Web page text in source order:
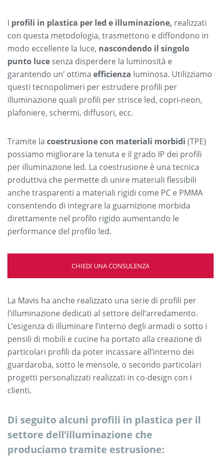
I profili in plastica per led e illuminazione, realizzati
con questa metodologia, trasmettono e diffondono in
modo eccellente la luce, nascondendo il singolo
punto luce senza disperdere la luminosità e
garantendo un’ ottima efficienza luminosa. Utilizziamo
questi tecnopolimeri per estrudere profili per
illuminazione quali profili per strisce led, copri-neon,
plafoniere, schermi, diffusori, ecc.
Tramite la coestrusione con materiali morbidi (TPE)
possiamo migliorare la tenuta e il grado IP dei profili
per illuminazione led. La coestrusione è una tecnica
produttiva che permette di unire materiali flessibili
anche trasparenti a materiali rigidi come PC e PMMA
consentendo di integrare la guarnizione morbida
direttamente nel profilo rigido aumentando le
performance del profilo led.
CHIEDI UNA CONSULENZA
La Mavis ha anche realizzato una serie di profili per
l’illuminazione dedicati al settore dell’arredamento.
L’esigenza di illuminare l’interno degli armadi o sotto i
pensili di mobili e cucine ha portato alla creazione di
particolari profili da poter incassare all’interno dei
guardaroba, sotto le mensole, o secondo particolari
progetti personalizzati realizzati in co-design con i
clienti.
Di seguito alcuni profili in plastica per il
settore dell’illuminazione che
produciamo tramite estrusione: